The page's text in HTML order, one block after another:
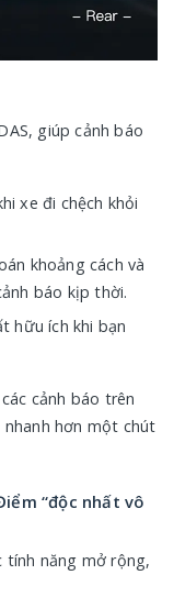
giúp cảnh báo
xe đi chệch khỏi
khoảng cách và
báo kịp thời.
hữu ích khi bạn
cảnh báo trên
nhanh hơn một chút
“độc nhất vô
tính năng mở rộng,